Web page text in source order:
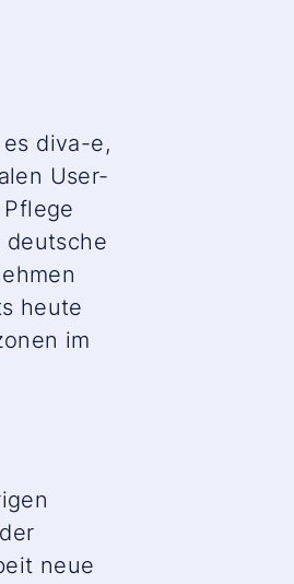
diva-e,
User-
heute
im
neue